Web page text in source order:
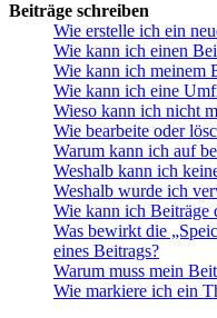
Beiträge schreiben
Wie erstelle ich ein
Wie kann ich einen
Wie kann ich meinem
Wie kann ich eine
Wieso kann ich nicht
Wie bearbeite oder
Warum kann ich auf
Weshalb kann ich
Weshalb wurde ich
Wie kann ich Beiträge
Was bewirkt die
eines Beitrags?
Warum muss mein
Wie markiere ich ein